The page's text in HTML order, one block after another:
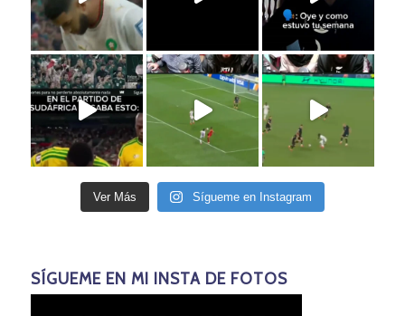
Ver Más Sígueme en Instagram
SÍGUEME EN MI INSTA DE FOTOS